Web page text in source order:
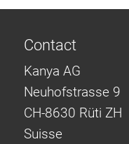
Contact
Kanya AG
Neuhofstrasse 9
CH-8630 Rüti ZH
Suisse